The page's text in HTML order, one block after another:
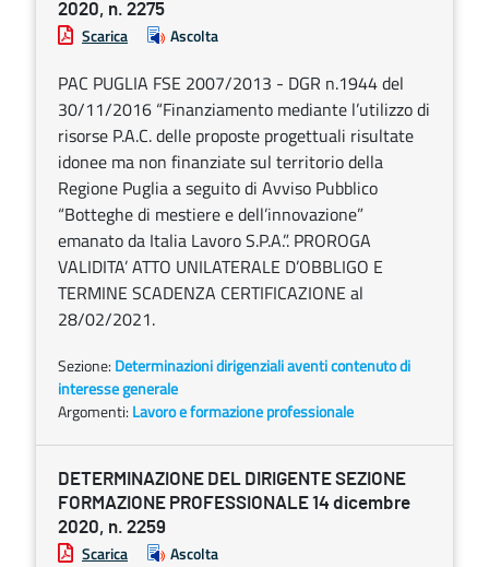
2020, n. 2275
Scarica Ascolta
PAC PUGLIA FSE 2007/2013 - DGR n.1944 del
30/11/2016 “Finanziamento mediante l’utilizzo di
risorse P.A.C. delle proposte progettuali risultate
idonee ma non finanziate sul territorio della
Regione Puglia a seguito di Avviso Pubblico
“Botteghe di mestiere e dell’innovazione”
emanato da Italia Lavoro S.P.A.”. PROROGA
VALIDITA’ ATTO UNILATERALE D’OBBLIGO E
TERMINE SCADENZA CERTIFICAZIONE al
28/02/2021.
Sezione: Determinazioni dirigenziali aventi contenuto di
interesse generale
Argomenti: Lavoro e formazione professionale
DETERMINAZIONE DEL DIRIGENTE SEZIONE
FORMAZIONE PROFESSIONALE 14 dicembre
2020, n. 2259
Scarica Ascolta